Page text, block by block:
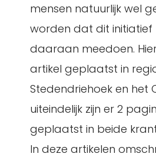
mensen natuurlijk wel
worden dat dit
daaraan meedoen.
artikel geplaatst in
Stedendriehoek en het
uiteindelijk zijn er 2
geplaatst in beide
In deze artikelen